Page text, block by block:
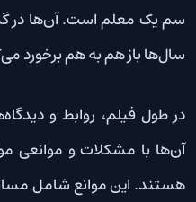
سم یک معلم است. آن‌ها در
سال‌ها باز هم به هم برخورد
در طول فیلم، روابط و
آن‌ها با مشکلات و موانعی
هستند. این موانع شامل